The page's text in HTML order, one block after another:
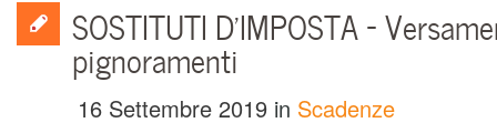
SOSTITUTI D’IMPOSTA –
pignoramenti
16 Settembre 2019 in Scadenze